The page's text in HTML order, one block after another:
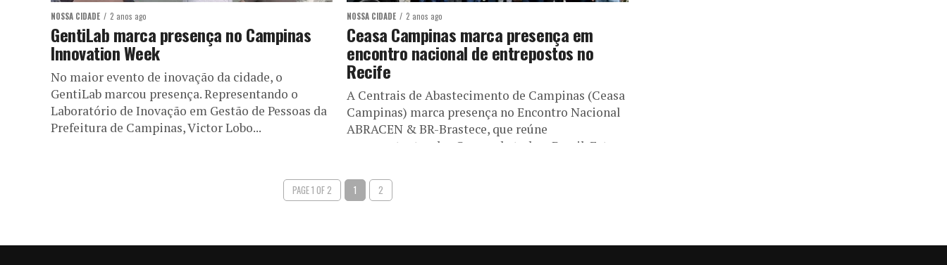
NOSSA CIDADE 2 anos ago
GentiLab marca presença no Campinas
Innovation Week
No maior evento de inovação da cidade, o
GentiLab marcou presença. Representando o
Laboratório de Inovação em Gestão de Pessoas da
Prefeitura de Campinas, Victor Lobo...
NOSSA CIDADE 2 anos ago
Ceasa Campinas marca presença em
encontro nacional de entrepostos no
Recife
A Centrais de Abastecimento de Campinas (Ceasa
Campinas) marca presença no Encontro Nacional
ABRACEN & BR-Brastece, que reúne
representantes das Ceasas de todo o Brasil. Este...
PAGE 1 OF 2 1 2